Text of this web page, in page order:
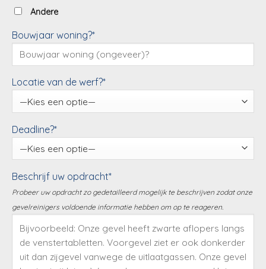
Andere
Bouwjaar woning?*
Locatie van de werf?*
Deadline?*
Beschrijf uw opdracht*
Probeer uw opdracht zo gedetailleerd mogelijk te beschrijven zodat onze
gevelreinigers voldoende informatie hebben om op te reageren.